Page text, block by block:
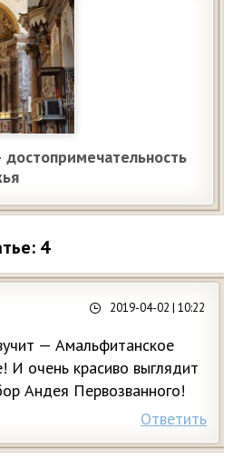
4
2019-04-02 | 10:22
— Амальфитанское
И очень красиво выглядит
Андея Первозванного!
Ответить